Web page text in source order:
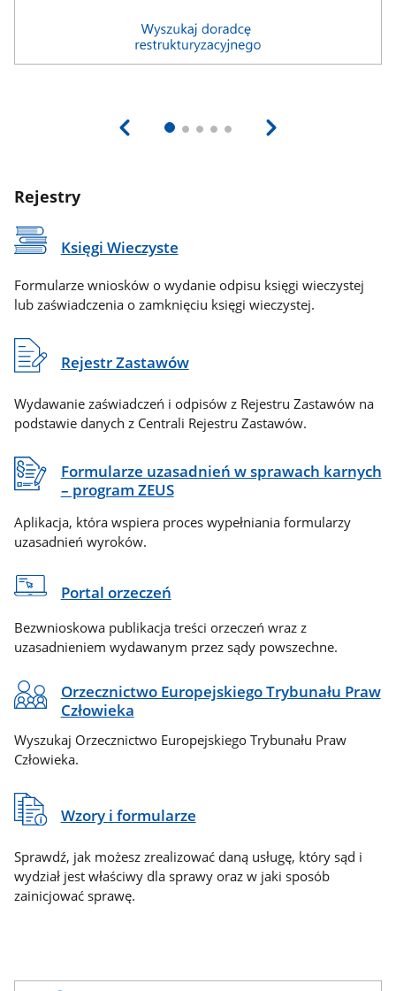
Rejestry
Księgi Wieczyste
Formularze wniosków o wydanie odpisu księgi wieczystej
lub zaświadczenia o zamknięciu księgi wieczystej.
Rejestr Zastawów
Wydawanie zaświadczeń i odpisów z Rejestru Zastawów na
podstawie danych z Centrali Rejestru Zastawów.
Formularze uzasadnień w sprawach karnych
– program ZEUS
Aplikacja, która wspiera proces wypełniania formularzy
uzasadnień wyroków.
Portal orzeczeń
Bezwnioskowa publikacja treści orzeczeń wraz z
uzasadnieniem wydawanym przez sądy powszechne.
Orzecznictwo Europejskiego Trybunału Praw
Człowieka
Wyszukaj Orzecznictwo Europejskiego Trybunału Praw
Człowieka.
Wzory i formularze
Sprawdź, jak możesz zrealizować daną usługę, który sąd i
wydział jest właściwy dla sprawy oraz w jaki sposób
zainicjować sprawę.